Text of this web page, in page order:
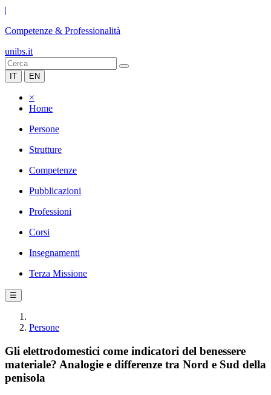
|
Competenze & Professionalità
unibs.it
IT EN
×
Home
Persone
Strutture
Competenze
Pubblicazioni
Professioni
Corsi
Insegnamenti
Terza Missione
☰
Persone
Gli elettrodomestici come indicatori del benessere
materiale? Analogie e differenze tra Nord e Sud della
penisola